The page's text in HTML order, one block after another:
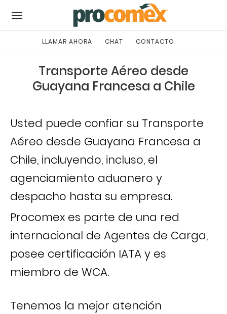
LLAMAR AHORA CHAT CONTACTO
Transporte Aéreo desde
Guayana Francesa a Chile
Usted puede confiar su Transporte
Aéreo desde Guayana Francesa a
Chile, incluyendo, incluso, el
agenciamiento aduanero y
despacho hasta su empresa.
Procomex es parte de una red
internacional de Agentes de Carga,
posee certificación IATA y es
miembro de WCA.
Tenemos la mejor atención